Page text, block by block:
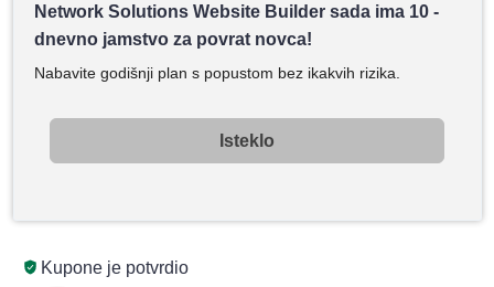
Kupone je potvrdio
Network Solutions Website Builder sada ima 10 -
dnevno jamstvo za povrat novca!
Nabavite godišnji plan s popustom bez ikakvih rizika.
Isteklo